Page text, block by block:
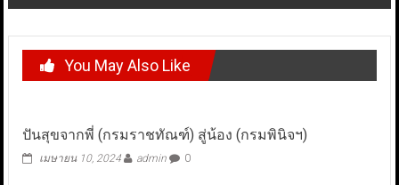
You May Also Like
ปันสุขจากพี่ (กรมราชทัณฑ์) สู่น้อง (กรมพินิจฯ)
เมษายน 10, 2024 admin 0